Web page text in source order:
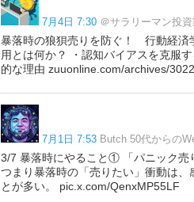
7月4日 7:30 ＠サラリーマン投資
暴落時の狼狽売りを防ぐ！ 行動経済
用とは何か？ ・認知バイアスを克服
的な理由 zuuonline.com/archives/
7月1日 7:53 Butch 50代からの
3/7 暴落時にやること① 「パニック売
つまり暴落時の「売りたい」衝動は
とが多い。 pic.x.com/QenxMP55LF